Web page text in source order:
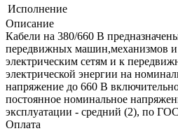
Исполнение
Описание
Кабели на 380/660 В
передвижных машин,механизмов и
электрическим сетям и к
электрической энергии на
напряжение до 660 В
постоянное номинальное
эксплуатации - средний (2), по
Оплата